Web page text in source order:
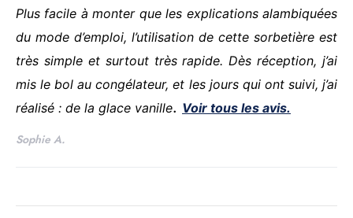
Plus facile à monter que les explications alambiquées
du mode d’emploi, l’utilisation de cette sorbetière est
très simple et surtout très rapide. Dès réception, j’ai
mis le bol au congélateur, et les jours qui ont suivi, j’ai
réalisé : de la glace vanille. Voir tous les avis.
Sophie A.